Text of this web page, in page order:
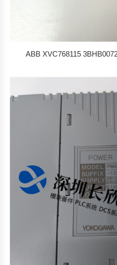
ABB XVC768115